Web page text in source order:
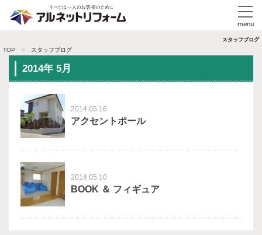
スタッフブログ
TOP スタッフブログ
2014年 5月
2014.05.16
アクセントポール
2014.05.10
BOOK ＆ フィギュア